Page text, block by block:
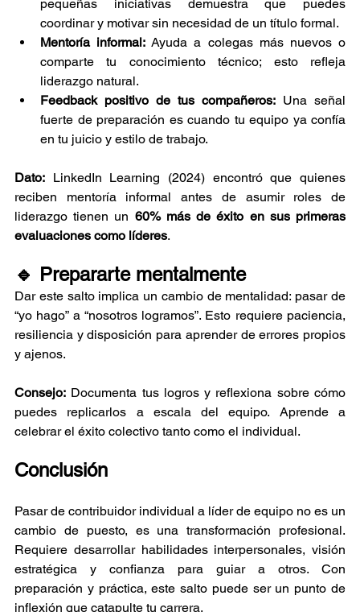
pequeñas iniciativas demuestra que puedes
coordinar y motivar sin necesidad de un título formal.
Mentoría informal: Ayuda a colegas más nuevos o
comparte tu conocimiento técnico; esto refleja
liderazgo natural.
Feedback positivo de tus compañeros: Una señal
fuerte de preparación es cuando tu equipo ya confía
en tu juicio y estilo de trabajo.
Dato: LinkedIn Learning (2024) encontró que quienes
reciben mentoría informal antes de asumir roles de
liderazgo tienen un 60% más de éxito en sus primeras
evaluaciones como líderes.
🔹 Prepararte mentalmente
Dar este salto implica un cambio de mentalidad: pasar de
“yo hago” a “nosotros logramos”. Esto requiere paciencia,
resiliencia y disposición para aprender de errores propios
y ajenos.
Consejo: Documenta tus logros y reflexiona sobre cómo
puedes replicarlos a escala del equipo. Aprende a
celebrar el éxito colectivo tanto como el individual.
Conclusión
Pasar de contribuidor individual a líder de equipo no es un
cambio de puesto, es una transformación profesional.
Requiere desarrollar habilidades interpersonales, visión
estratégica y confianza para guiar a otros. Con
preparación y práctica, este salto puede ser un punto de
inflexión que catapulte tu carrera.